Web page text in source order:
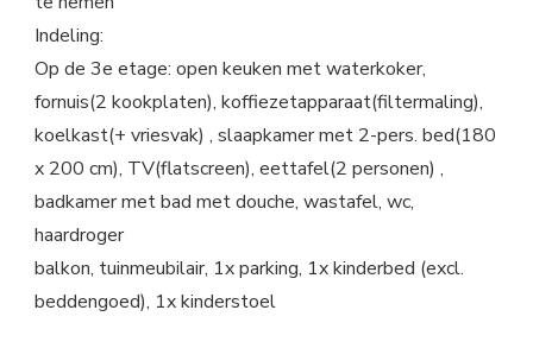
Indeling:
Op de 3e etage: open keuken met waterkoker,
fornuis(2 kookplaten), koffiezetapparaat(filtermaling),
koelkast(+ vriesvak) , slaapkamer met 2-pers. bed(180
x 200 cm), TV(flatscreen), eettafel(2 personen) ,
badkamer met bad met douche, wastafel, wc,
haardroger
balkon, tuinmeubilair, 1x parking, 1x kinderbed (excl.
beddengoed), 1x kinderstoel